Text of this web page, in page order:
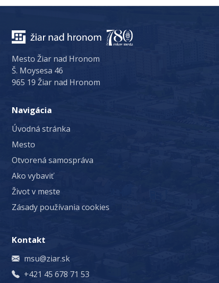
Mesto Žiar nad Hronom
Š. Moysesa 46
965 19 Žiar nad Hronom
Navigácia
Úvodná stránka
Mesto
Otvorená samospráva
Ako vybaviť
Život v meste
Zásady používania cookies
Kontakt
msu@ziar.sk
+421 45 678 71 53